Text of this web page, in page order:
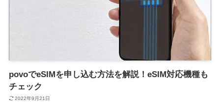
povoでeSIMを申し込む方法を解説！eSIM対応機種も
チェック
2022年9月21日